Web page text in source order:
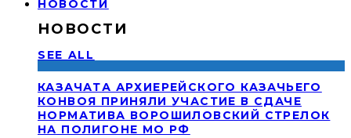
НОВОСТИ
НОВОСТИ
SEE ALL
КАЗАЧАТА АРХИЕРЕЙСКОГО КАЗАЧЬЕГО
КОНВОЯ ПРИНЯЛИ УЧАСТИЕ В СДАЧЕ
НОРМАТИВА ВОРОШИЛОВСКИЙ СТРЕЛОК
НА ПОЛИГОНЕ МО РФ